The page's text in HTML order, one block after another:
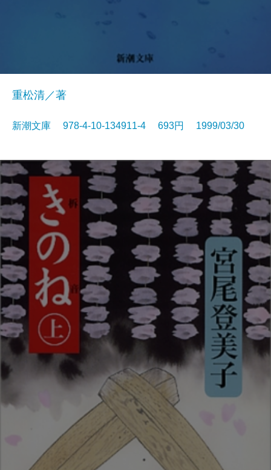
重松清／著
新潮文庫 978-4-10-134911-4 693円 1999/03/30